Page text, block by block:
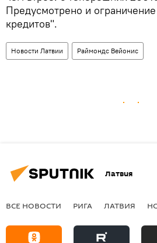
Предусмотрено и
кредитов".
Новости Латвии Раймондс Вейонис
Латвия
ВСЕ НОВОСТИ РИГА ЛАТВИЯ